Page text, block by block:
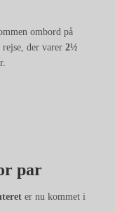
ombord på
der varer 2½
par
er nu kommet i